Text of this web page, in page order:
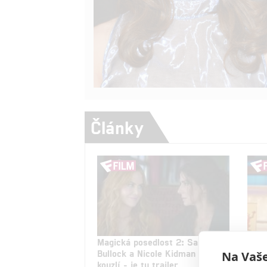
Články
Magická posedlost 2: Sandra
Bullock a Nicole Kidman znovu
kouzlí - je tu trailer
Na